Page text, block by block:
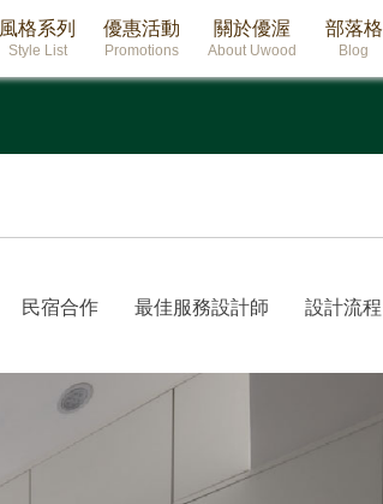
風格系列
Style List
優惠活動
Promotions
關於優渥
About Uwood
部落格
Blog
民宿合作 最佳服務設計師 設計流程